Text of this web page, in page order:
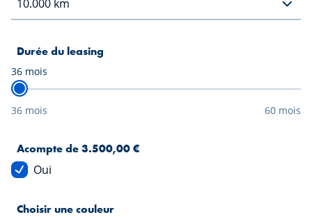
Durée du leasing
36 mois
36 mois 60 mois
Acompte de 3.500,00 €
Oui
Choisir une couleur